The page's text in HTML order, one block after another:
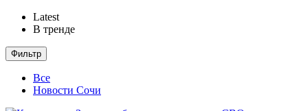
Latest
В тренде
Фильтр
Все
Новости Сочи